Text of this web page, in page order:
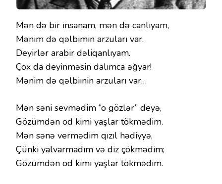
Mən də bir insanam, mən də canlıyam,
Mənim də qəlbimin arzuları var.
Deyirlər arabir dəliqanlıyam.
Çox da deyinməsin dalımca əğyar!
Mənim də qəlbiınin arzuları var…
Mən səni sevmədim “o gözlər” deyə,
Gözümdən od kimi yaşlar tökmədim.
Mən sənə vermədim qızıl hədiyyə,
Çünki yalvarmadım və diz çökmədim;
Gözümdən od kimi yaşlar tökmədim.